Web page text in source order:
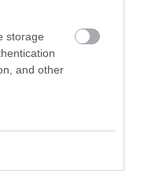
storage
and other
μαλλιά